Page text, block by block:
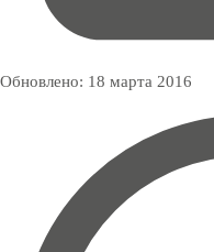
Обновлено: 18 марта 2016